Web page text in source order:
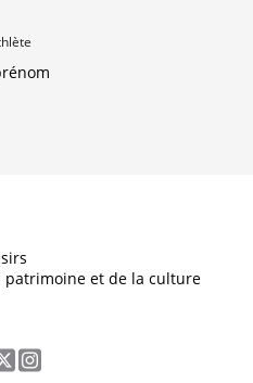
et de la culture